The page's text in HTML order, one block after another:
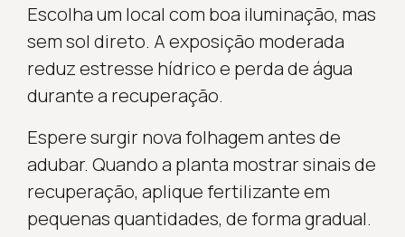
Escolha um local com boa iluminação, mas
sem sol direto. A exposição moderada
reduz estresse hídrico e perda de água
durante a recuperação.
Espere surgir nova folhagem antes de
adubar. Quando a planta mostrar sinais de
recuperação, aplique fertilizante em
pequenas quantidades, de forma gradual.